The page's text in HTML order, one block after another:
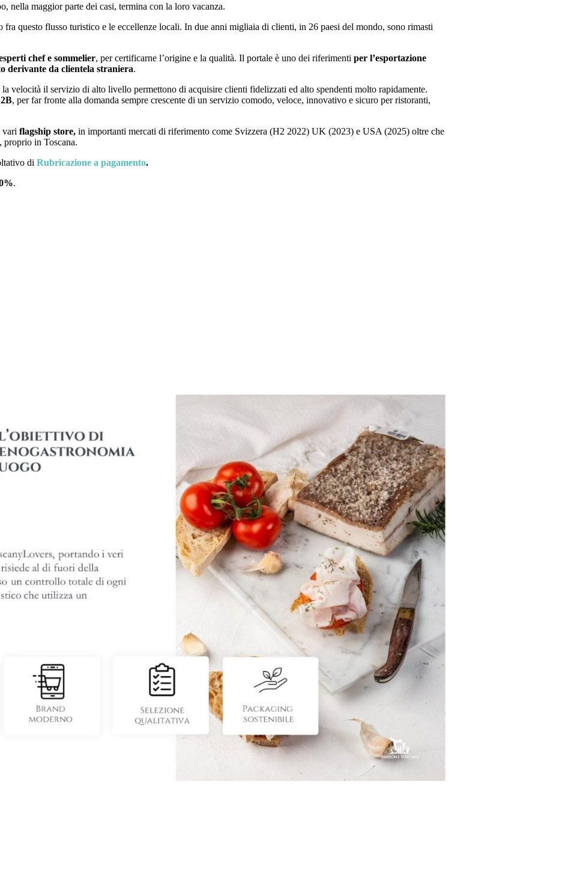
nella maggior parte dei casi, termina con la loro vacanza.
fra questo flusso turistico e le eccellenze locali. In due anni migliaia di clienti, in 26 paesi del mondo, sono rimasti
chef e sommelier, per certificarne l’origine e la qualità. Il portale è uno dei riferimenti per l’esportazione
derivante da clientela straniera.
velocità il servizio di alto livello permettono di acquisire clienti fidelizzati ed alto spendenti molto rapidamente.
, per far fronte alla domanda sempre crescente di un servizio comodo, veloce, innovativo e sicuro per ristoranti,
vari flagship store, in importanti mercati di riferimento come Svizzera (H2 2022) UK (2023) e USA (2025) oltre che
proprio in Toscana.
di Rubricazione a pagamento.
.